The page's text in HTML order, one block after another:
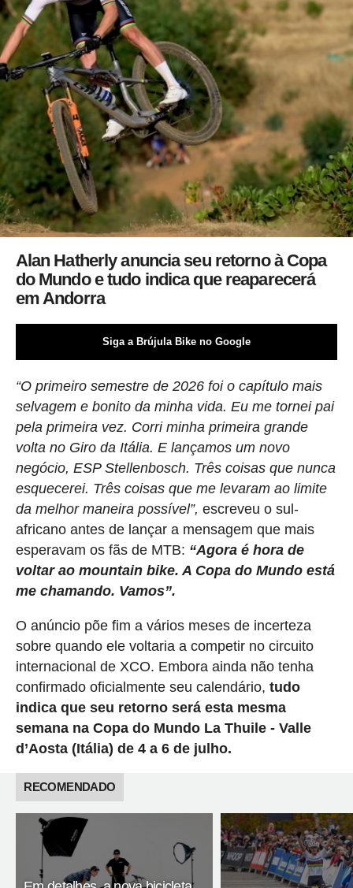
Alan Hatherly anuncia seu retorno à Copa
do Mundo e tudo indica que reaparecerá
em Andorra
Siga a Brújula Bike no Google
“O primeiro semestre de 2026 foi o capítulo mais
selvagem e bonito da minha vida. Eu me tornei pai
pela primeira vez. Corri minha primeira grande
volta no Giro da Itália. E lançamos um novo
negócio, ESP Stellenbosch. Três coisas que nunca
esquecerei. Três coisas que me levaram ao limite
da melhor maneira possível”, escreveu o sul-
africano antes de lançar a mensagem que mais
esperavam os fãs de MTB: “Agora é hora de
voltar ao mountain bike. A Copa do Mundo está
me chamando. Vamos”.
O anúncio põe fim a vários meses de incerteza
sobre quando ele voltaria a competir no circuito
internacional de XCO. Embora ainda não tenha
confirmado oficialmente seu calendário, tudo
indica que seu retorno será esta mesma
semana na Copa do Mundo La Thuile - Valle
d’Aosta (Itália) de 4 a 6 de julho.
RECOMENDADO